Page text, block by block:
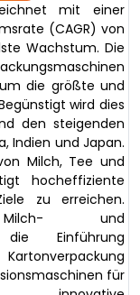
mit einer
(CAGR) von
Wachstum. Die
die größte und
wird dies
den steigenden
Indien und Japan.
Milch, Tee und
hocheffiziente
zu erreichen.
Milch- und
die Einführung
für